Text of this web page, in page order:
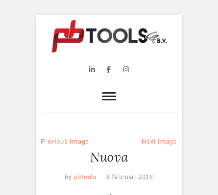
content
PB Tools B.V.
Linkedin
Facebook
Instagram
Previous Image Next Image
Nuova
by pbtools 9 februari 2018